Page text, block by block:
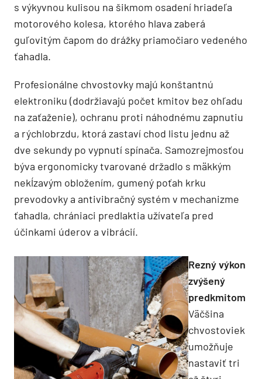
s výkyvnou kulisou na šikmom osadení hriadeľa
motorového kolesa, ktorého hlava zaberá
guľovitým čapom do drážky priamočiaro vedeného
ťahadla.
Profesionálne chvostovky majú konštantnú
elektroniku (dodržiavajú počet kmitov bez ohľadu
na zaťaženie), ochranu proti náhodnému zapnutiu
a rýchlobrzdu, ktorá zastaví chod listu jednu až
dve sekundy po vypnutí spínača. Samozrejmosťou
býva ergonomicky tvarované držadlo s mäkkým
nekĺzavým obložením, gumený poťah krku
prevodovky a antivibračný systém v mechanizme
ťahadla, chrániaci predlaktia užívateľa pred
účinkami úderov a vibrácií.
Rezný výkon
zvýšený
predkmitom
Väčšina
chvostoviek
umožňuje
nastaviť tri